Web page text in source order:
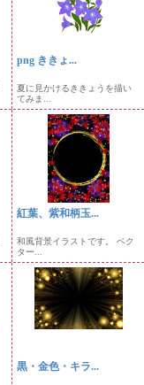
png ききょ...
夏に見かけるききょうを描い
てみま...
紅葉、紫和柄玉...
和風背景イラストです。 ベク
ター...
黒・金色・キラ...